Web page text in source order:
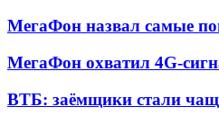
МегаФон назвал самые
МегаФон охватил 4G-
ВТБ: заёмщики стали